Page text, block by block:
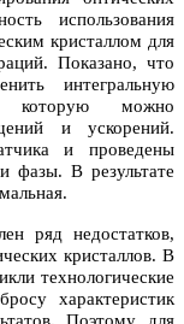
использования
кристаллом для
Показано, что
интегральную
которую можно
и ускорений.
и проведены
фазы. В результате
ряд недостатков,
кристаллов. В
технологические
характеристик
Поэтому для